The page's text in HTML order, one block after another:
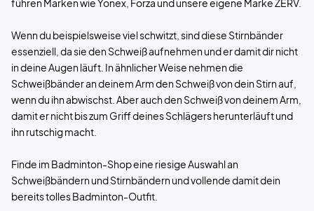
führen Marken wie Yonex, Forza und unsere eigene Marke ZERV.
Wenn du beispielsweise viel schwitzt, sind diese Stirnbänder
essenziell, da sie den Schweiß aufnehmen und er damit dir nicht
in deine Augen läuft. In ähnlicher Weise nehmen die
Schweißbänder an deinem Arm den Schweiß von dein Stirn auf,
wenn du ihn abwischst. Aber auch den Schweiß von deinem Arm,
damit er nicht bis zum Griff deines Schlägers herunterläuft und
ihn rutschig macht.
Finde im Badminton-Shop eine riesige Auswahl an
Schweißbändern und Stirnbändern und vollende damit dein
bereits tolles Badminton-Outfit.